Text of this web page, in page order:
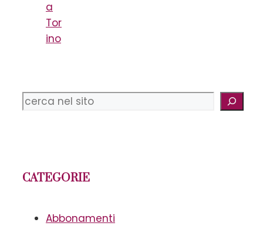
a
Tor
ino
Cerca
CATEGORIE
Abbonamenti